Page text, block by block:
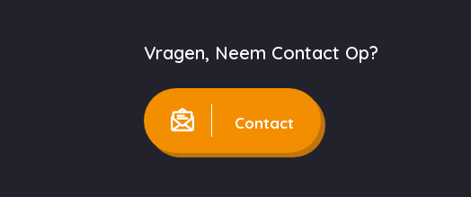
Vragen, Neem Contact Op?
Contact